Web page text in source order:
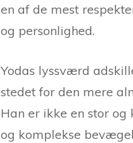
en af de mest
og personlighed.
Yodas lyssværd
stedet for den mere
Han er ikke en stor
og komplekse